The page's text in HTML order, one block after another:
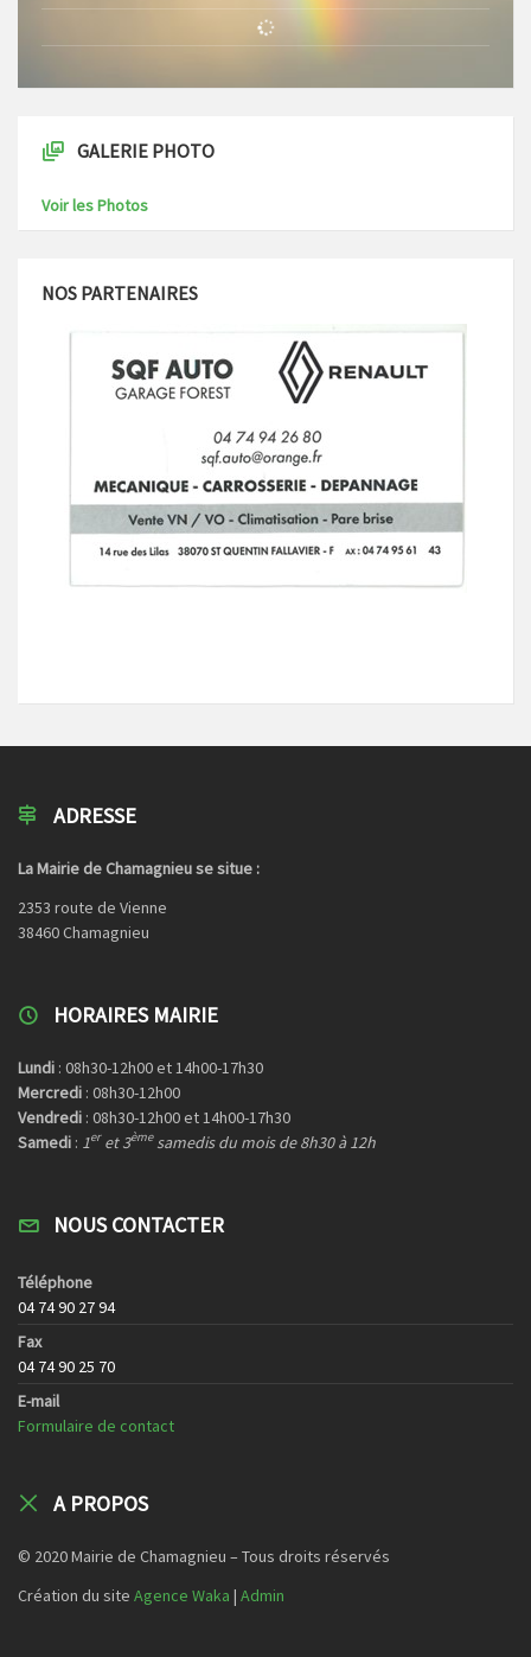
GALERIE PHOTO
Voir les Photos
NOS PARTENAIRES
ADRESSE
La Mairie de Chamagnieu se situe :
2353 route de Vienne
38460 Chamagnieu
HORAIRES MAIRIE
Lundi : 08h30-12h00 et 14h00-17h30
Mercredi : 08h30-12h00
Vendredi : 08h30-12h00 et 14h00-17h30
Samedi : 1eret 3èmesamedis du mois de 8h30 à 12h
NOUS CONTACTER
Téléphone
04 74 90 27 94
Fax
04 74 90 25 70
E-mail
Formulaire de contact
A PROPOS
© 2020 Mairie de Chamagnieu – Tous droits réservés
Création du site Agence Waka | Admin